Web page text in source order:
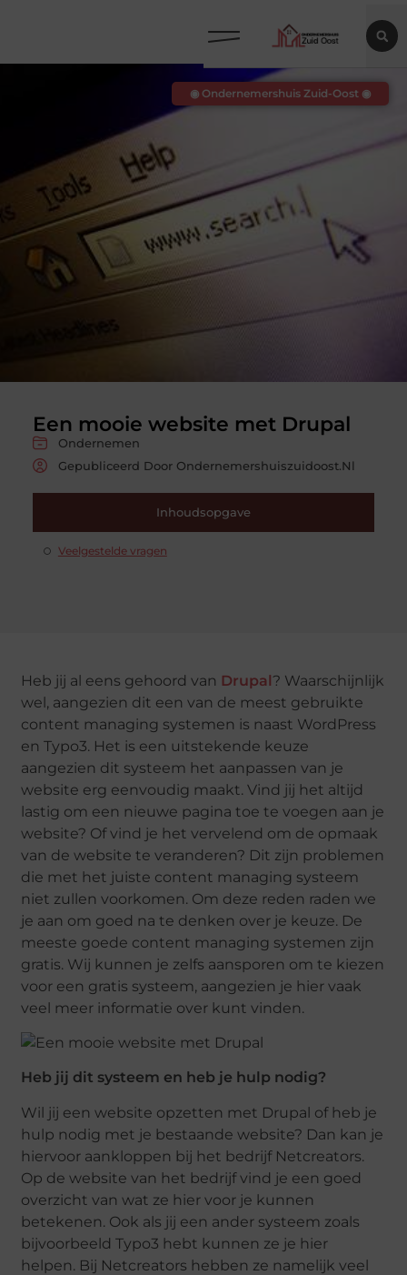
Een mooie website met Drupal
Ondernemen
Gepubliceerd Door Ondernemershuiszuidoost.nl
Inhoudsopgave
Veelgestelde vragen
◉ Ondernemershuis Zuid-Oost ◉
Heb jij al eens gehoord van Drupal? Waarschijnlijk
wel, aangezien dit een van de meest gebruikte
content managing systemen is naast WordPress
en Typo3. Het is een uitstekende keuze
aangezien dit systeem het aanpassen van je
website erg eenvoudig maakt. Vind jij het altijd
lastig om een nieuwe pagina toe te voegen aan je
website? Of vind je het vervelend om de opmaak
van de website te veranderen? Dit zijn problemen
die met het juiste content managing systeem
niet zullen voorkomen. Om deze reden raden we
je aan om goed na te denken over je keuze. De
meeste goede content managing systemen zijn
gratis. Wij kunnen je zelfs aansporen om te kiezen
voor een gratis systeem, aangezien je hier vaak
veel meer informatie over kunt vinden.
Heb jij dit systeem en heb je hulp nodig?
Wil jij een website opzetten met Drupal of heb je
hulp nodig met je bestaande website? Dan kan je
hiervoor aankloppen bij het bedrijf Netcreators.
Op de website van het bedrijf vind je een goed
overzicht van wat ze hier voor je kunnen
betekenen. Ook als jij een ander systeem zoals
bijvoorbeeld Typo3 hebt kunnen ze je hier
helpen. Bij Netcreators hebben ze namelijk veel